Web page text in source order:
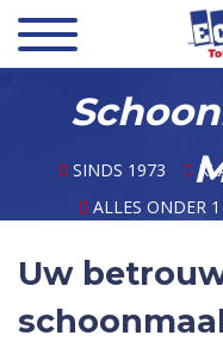
SINDS 1973
ALLES ONDER
Uw